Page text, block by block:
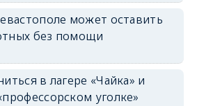
может оставить
без помощи
в лагере «Чайка» и
уголке»